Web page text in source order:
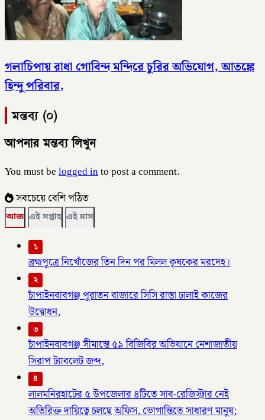
গলাচিপায় রাধা গোবিন্দ মন্দিরে চুরির অভিযোগ, আতঙ্কে
হিন্দু পরিবার,
মন্তব্য (০)
আপনার মন্তব্য লিখুন
You must belogged into post a comment.
সবচেয়ে বেশি পঠিত
আজ এই সপ্তাহ এই মাস
১
ব্রহ্মপুত্রে নিখোঁজের তিন দিন পর মিলল কৃষকের মরদেহ।
২
চাঁপাইনবাবগঞ্জ পুরাতন বাজারে সিসি রাস্তা ঢালাই কাজের
উদ্বোধন,
৩
চাঁপাইনবাবগঞ্জ সীমান্তে ৫৯ বিজিবির অভিযানে নেশাজাতীয়
সিরাপ ট্যাবলেট জব্দ,
৪
লালমনিরহাটের ৫ উপজেলার ৪টিতে সাব-রেজিস্ট্রার নেই
অতিরিক্ত দায়িত্বে চলছে অফিস, ভোগান্তিতে সাধারণ মানুষ;